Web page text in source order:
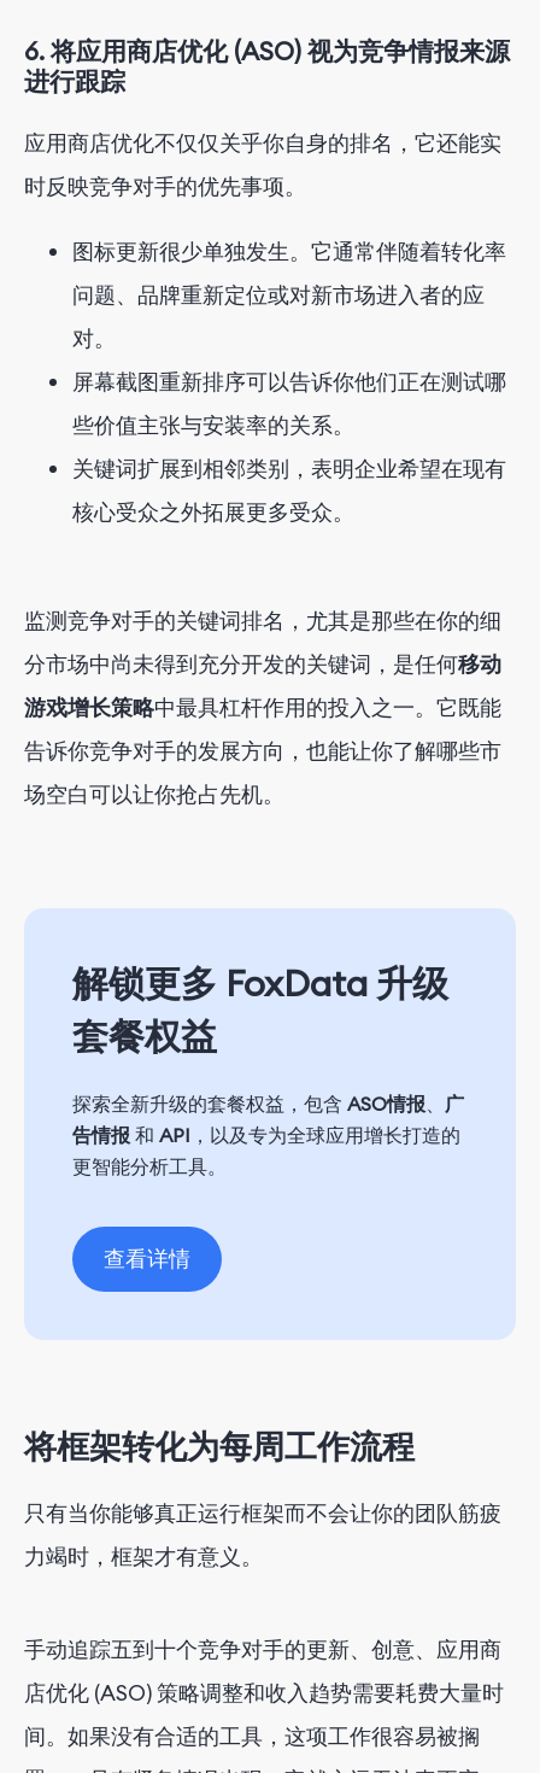
6. 将应用商店优化 (ASO) 视为竞争情报来源
进行跟踪
应用商店优化不仅仅关乎你自身的排名，它还能实
时反映竞争对手的优先事项。
图标更新很少单独发生。它通常伴随着转化率
问题、品牌重新定位或对新市场进入者的应
对。
屏幕截图重新排序可以告诉你他们正在测试哪
些价值主张与安装率的关系。
关键词扩展到相邻类别，表明企业希望在现有
核心受众之外拓展更多受众。
监测竞争对手的关键词排名，尤其是那些在你的细
分市场中尚未得到充分开发的关键词，是任何移动
游戏增长策略中最具杠杆作用的投入之一。它既能
告诉你竞争对手的发展方向，也能让你了解哪些市
场空白可以让你抢占先机。
解锁更多 FoxData 升级
套餐权益
探索全新升级的套餐权益，包含 ASO情报
广
告情报 和 API ，以及专为全球应用增长打造的
更智能分析工具。
查看详情
将框架转化为每周工作流程
只有当你能够真正运行框架而不会让你的团队筋疲
力竭时，框架才有意义。
手动追踪五到十个竞争对手的更新、创意、应用商
店优化 (ASO) 策略调整和收入趋势需要耗费大量时
间。如果没有合适的工具，这项工作很容易被搁